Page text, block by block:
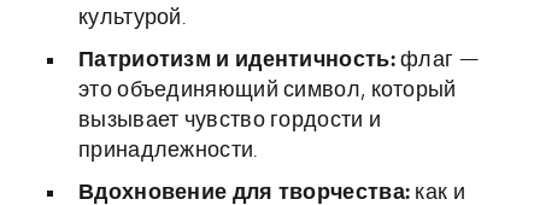
культурой.
Патриотизм и идентичность:флаг —
это объединяющий символ, который
вызывает чувство гордости и
принадлежности.
Вдохновение для творчества: как и